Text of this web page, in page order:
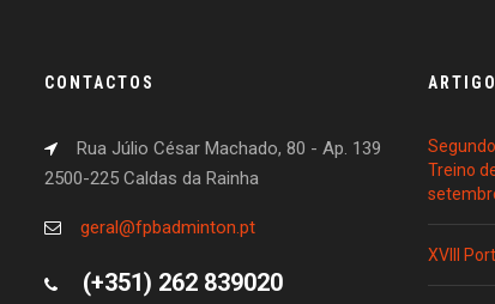
CONTACTOS
Rua Júlio César Machado, 80 - Ap. 139
2500-225 Caldas da Rainha
geral@fpbadminton.pt
(+351) 262 839020
Treino
XVIII